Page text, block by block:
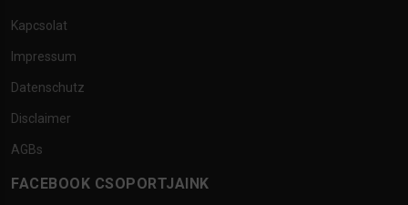
Kapcsolat
Impressum
Datenschutz
Disclaimer
AGBs
FACEBOOK CSOPORTJAINK